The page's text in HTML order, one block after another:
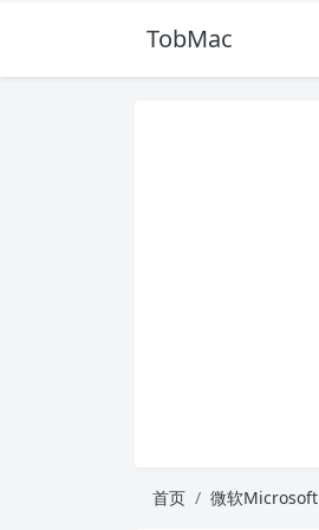
TobMac
首页 微软Microsoft